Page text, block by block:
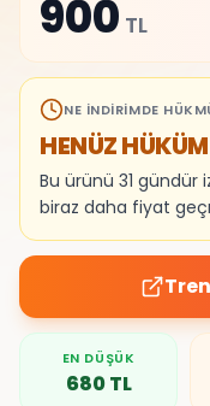
900 TL
NE İNDIRIMDE
HENÜZ
Bu ürünü 31 gündür
biraz daha fiyat
EN DÜŞÜK
680TL